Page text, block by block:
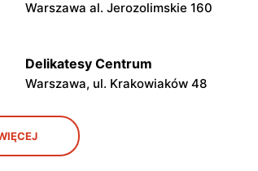
Warszawa al. Jerozolimskie 160
Delikatesy Centrum
Warszawa, ul. Krakowiaków 48
Delikatesy Centrum
Warszawa, ul. Kłobucka 8b